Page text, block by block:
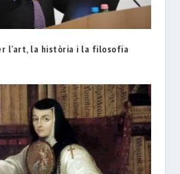
l’art, la història i la filosofia